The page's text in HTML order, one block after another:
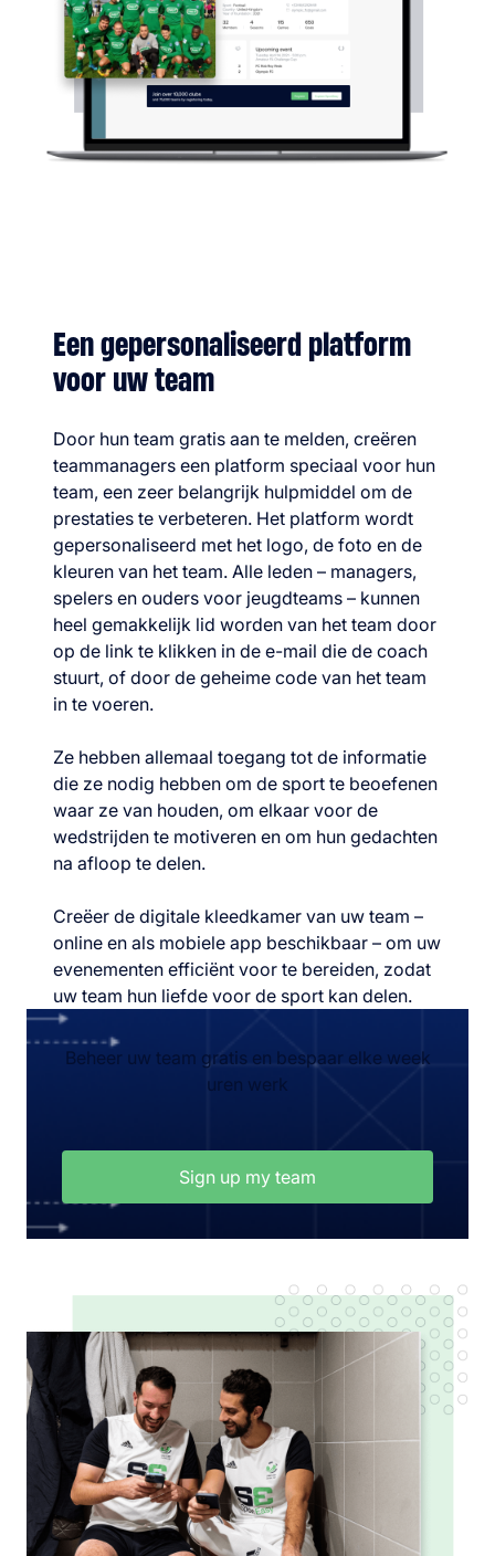
Een gepersonaliseerd platform
voor uw team
Door hun team gratis aan te melden, creëren
teammanagers een platform speciaal voor hun
team, een zeer belangrijk hulpmiddel om de
prestaties te verbeteren. Het platform wordt
gepersonaliseerd met het logo, de foto en de
kleuren van het team. Alle leden – managers,
spelers en ouders voor jeugdteams – kunnen
heel gemakkelijk lid worden van het team door
op de link te klikken in de e-mail die de coach
stuurt, of door de geheime code van het team
in te voeren.
Ze hebben allemaal toegang tot de informatie
die ze nodig hebben om de sport te beoefenen
waar ze van houden, om elkaar voor de
wedstrijden te motiveren en om hun gedachten
na afloop te delen.
Creëer de digitale kleedkamer van uw team –
online en als mobiele app beschikbaar – om uw
evenementen efficiënt voor te bereiden, zodat
uw team hun liefde voor de sport kan delen.
Beheer uw team gratis en bespaar elke week
uren werk
Sign up my team